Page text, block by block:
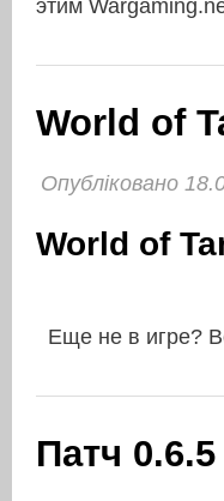
этим
World of
Опубліковано
World of
Еще не в игре?
Патч